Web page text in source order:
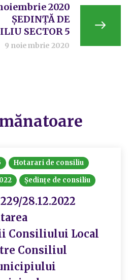
2020
ȘEDINȚĂ DE
SECTOR 5
9 noiembrie 2020
Hotarari de consiliu
Ședințe de consiliu
28.12.2022
Consiliului Local
Consiliul